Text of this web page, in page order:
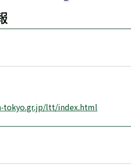
tokyo.gr.jp/ltt/index.html